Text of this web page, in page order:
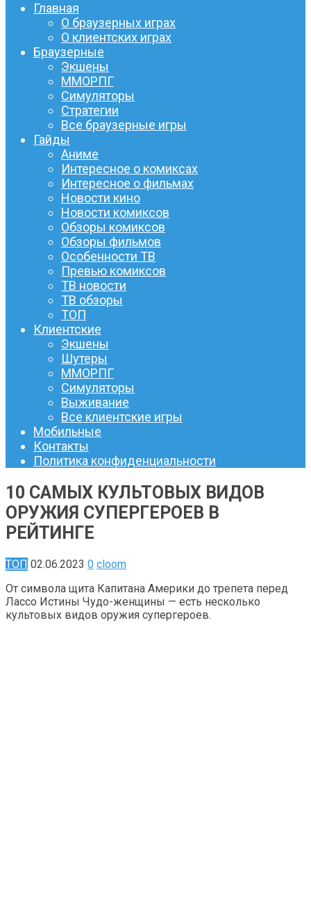
Главная
О браузерных играх
О клиентских играх
Браузерные
Экшены
ММОРПГ
Симуляторы
Стратегии
Все браузерные игры
Гайды
Аниме
Интересное о комиксах
Интересное о фильмах
Новости кино
Новости комиксов
Обзоры комиксов
Обзоры фильмов
Особенности ТВ
Превью комиксов
ТВ новости
ТВ обзоры
ТОП
Клиентские
Экшены
Шутеры
ММОРПГ
Симуляторы
Выживание
Все клиентские игры
Мобильные
Контакты
Политика конфиденциальности
10 САМЫХ КУЛЬТОВЫХ ВИДОВ
ОРУЖИЯ СУПЕРГЕРОЕВ В
РЕЙТИНГЕ
ТОП 02.06.2023 0 cloom
От символа щита Капитана Америки до трепета перед
Лассо Истины Чудо-женщины — есть несколько
культовых видов оружия супергероев.